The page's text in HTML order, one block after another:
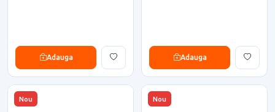
Adauga Adauga
Nou Nou